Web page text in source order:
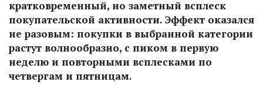
кратковременный, но заметный всплеск
покупательской активности. Эффект оказался
не разовым: покупки в выбранной категории
растут волнообразно, с пиком в первую
неделю и повторными всплесками по
четвергам и пятницам.